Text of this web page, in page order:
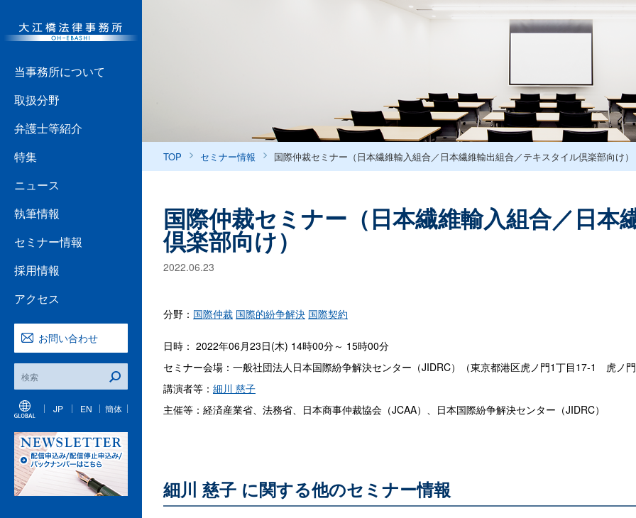
当事務所について
取扱分野
弁護士等紹介
特集
ニュース
執筆情報
セミナー情報
採用情報
アクセス
お問い合わせ
JP EN 簡体
TOP セミナー情報 国際仲裁セミナー（日本繊維輸入組合／日本繊維輸出組合／テキスタイル倶楽部向け）
国際仲裁セミナー（日本繊維輸入組合／日本
倶楽部向け）
2022.06.23
分野： 国際仲裁 国際的紛争解決 国際契約
日時： 2022年06月23日(木) 14時00分～ 15時00分
セミナー会場：一般社団法人日本国際紛争解決センター（JIDRC）（東京都港区虎ノ門1丁目17-1 虎ノ
講演者等： 細川 慈子
主催等：経済産業省、法務省、日本商事仲裁協会（JCAA）、日本国際紛争解決センター（JIDRC）
細川 慈子 に関する他のセミナー情報